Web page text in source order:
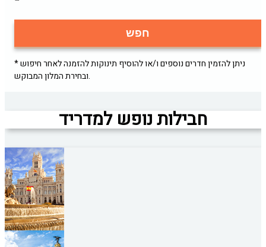
חפש
* ניתן להזמין חדרים נוספים ו/או להוסיף תינוקות להזמנה לאחר חיפוש
ובחירת המלון המבוקש.
חבילות נופש למדריד